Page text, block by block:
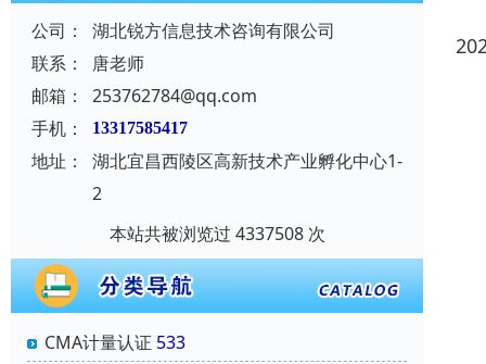
公司：
湖北锐方信息技术咨询有限公司
联系：
唐老师
邮箱：
253762784@qq.com
手机：
13317585417
地址：
湖北宜昌西陵区高新技术产业孵化中心1-
2
本站共被浏览过 4337508 次
CMA计量认证 533